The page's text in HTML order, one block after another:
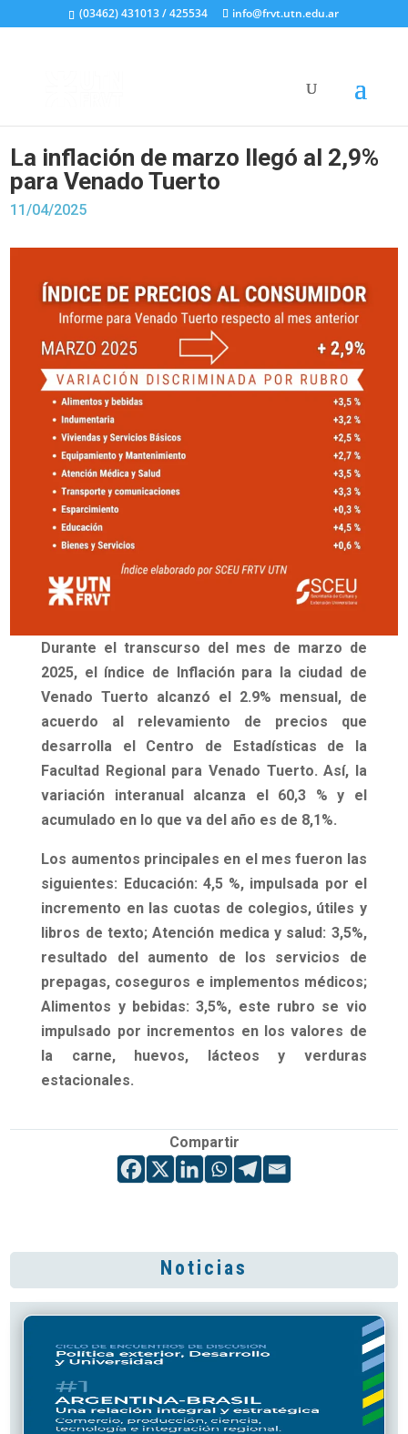
(03462) 431013 / 425534 info@frvt.utn.edu.ar
La inflación de marzo llegó al 2,9%
para Venado Tuerto
11/04/2025
Durante el transcurso del mes de marzo de
2025, el índice de Inflación para la ciudad de
Venado Tuerto alcanzó el 2.9% mensual, de
acuerdo al relevamiento de precios que
desarrolla el Centro de Estadísticas de la
Facultad Regional para Venado Tuerto. Así, la
variación interanual alcanza el 60,3 % y el
acumulado en lo que va del año es de 8,1%.
Los aumentos principales en el mes fueron las
siguientes: Educación: 4,5 %, impulsada por el
incremento en las cuotas de colegios, útiles y
libros de texto;Atención medica y salud: 3,5%,
resultado del aumento de los servicios de
prepagas, coseguros e implementos médicos;
Alimentos y bebidas: 3,5%, este rubro se vio
impulsado por incrementos en los valores de
la carne, huevos, lácteos y verduras
estacionales.
Compartir
Noticias